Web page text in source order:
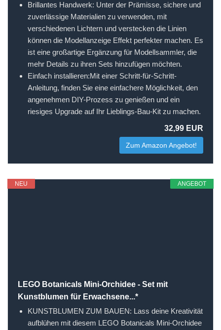
Brillantes Handwerk: Unter der Prämisse, sichere und
zuverlässige Materialien zu verwenden, mit
verschiedenen Lichtern und verstecken die Linien
können die Modellanzeige Effekt perfekter machen. Es
ist eine großartige Ergänzung für Modellsammler, die
mehr Details zu ihren Sets hinzufügen möchten.
Einfach installieren:Mit einer Schritt-für-Schritt-
Anleitung, finden Sie eine einfachere Möglichkeit, den
angenehmen DIY-Prozess zu genießen und ein
riesiges Upgrade auf Ihr Lieblings-Bau-Kit zu machen.
32,99 EUR
Zum Amazon Angebot!
ANGEBOT
NEU
LEGO Botanicals Mini-Orchidee - Set mit
Kunstblumen für Erwachsene...*
KUNSTBLUMEN ZUM BAUEN: Lass deine Kreativität
aufblühen mit diesem LEGO Botanicals Mini-Orchidee